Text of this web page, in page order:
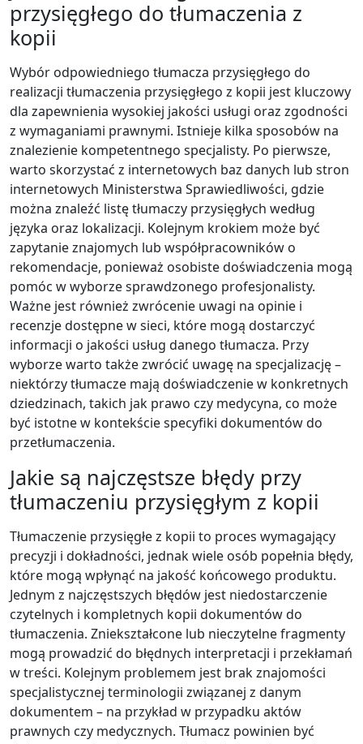
przysięgłego do tłumaczenia z
kopii
Wybór odpowiedniego tłumacza przysięgłego do
realizacji tłumaczenia przysięgłego z kopii jest kluczowy
dla zapewnienia wysokiej jakości usługi oraz zgodności
z wymaganiami prawnymi. Istnieje kilka sposobów na
znalezienie kompetentnego specjalisty. Po pierwsze,
warto skorzystać z internetowych baz danych lub stron
internetowych Ministerstwa Sprawiedliwości, gdzie
można znaleźć listę tłumaczy przysięgłych według
języka oraz lokalizacji. Kolejnym krokiem może być
zapytanie znajomych lub współpracowników o
rekomendacje, ponieważ osobiste doświadczenia mogą
pomóc w wyborze sprawdzonego profesjonalisty.
Ważne jest również zwrócenie uwagi na opinie i
recenzje dostępne w sieci, które mogą dostarczyć
informacji o jakości usług danego tłumacza. Przy
wyborze warto także zwrócić uwagę na specjalizację –
niektórzy tłumacze mają doświadczenie w konkretnych
dziedzinach, takich jak prawo czy medycyna, co może
być istotne w kontekście specyfiki dokumentów do
przetłumaczenia.
Jakie są najczęstsze błędy przy
tłumaczeniu przysięgłym z kopii
Tłumaczenie przysięgłe z kopii to proces wymagający
precyzji i dokładności, jednak wiele osób popełnia błędy,
które mogą wpłynąć na jakość końcowego produktu.
Jednym z najczęstszych błędów jest niedostarczenie
czytelnych i kompletnych kopii dokumentów do
tłumaczenia. Zniekształcone lub nieczytelne fragmenty
mogą prowadzić do błędnych interpretacji i przekłamań
w treści. Kolejnym problemem jest brak znajomości
specjalistycznej terminologii związanej z danym
dokumentem – na przykład w przypadku aktów
prawnych czy medycznych. Tłumacz powinien być